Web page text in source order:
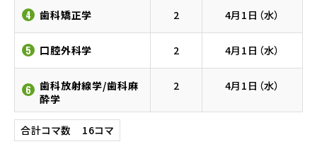
4 歯科矯正学 2 4月1日（水）
5 口腔外科学 2 4月1日（水）
6
歯科放射線学/歯科麻
酔学
2 4月1日（水）
合計コマ数 16コマ